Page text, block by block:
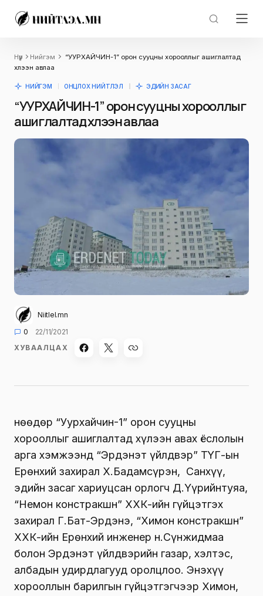
Нүүр Нийгэм
“УУРХАЙЧИН-1” орон сууцны хорооллыг ашиглалтад
хүлээн авлаа
НИЙГЭМ ОНЦЛОХ НИЙТЛЭЛ ЭДИЙН ЗАСАГ
“УУРХАЙЧИН-1” орон сууцны хорооллыг
ашиглалтад хүлээн авлаа
Niitlel.mn
0
22/11/2021
ХУВААЛЦАХ
Өнөөдөр “Уурхайчин-1” орон сууцны
хорооллыг ашиглалтад хүлээн авах ёслолын
арга хэмжээнд “Эрдэнэт үйлдвэр” ТӨҮГ-ын
Ерөнхий захирал Х.Бадамсүрэн, Санхүү,
эдийн засаг хариуцсан орлогч Д.Үүрийнтуяа,
“Немон констракшн” ХХК-ийн гүйцэтгэх
захирал Г.Бат-Эрдэнэ, “Химон констракшн”
ХХК-ийн Ерөнхий инженер н.Сүнжидмаа
болон Эрдэнэт үйлдвэрийн газар, хэлтэс,
албадын удирдлагууд оролцлоо. Энэхүү
хорооллын барилгын гүйцэтгэгчээр Химон,